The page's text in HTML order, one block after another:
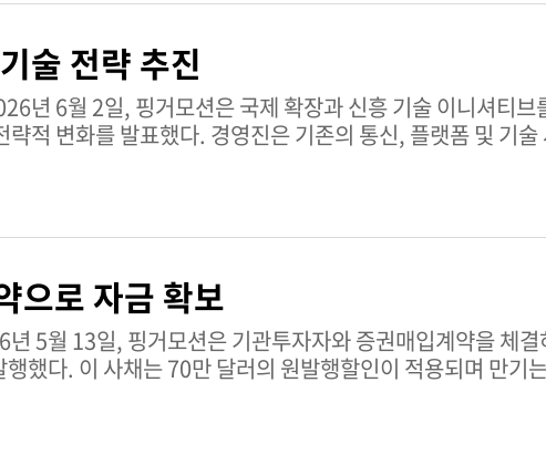
술 전략 추진
적 변화를 발표했다. 경영진은 기존의 통신, 플랫폼 및 기
으로 자금 확보
했다. 이 사채는 70만 달러의 원발행할인이 적용되며 만기